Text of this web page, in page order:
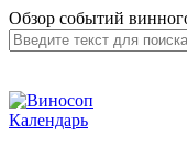
Обзор событий
Календарь